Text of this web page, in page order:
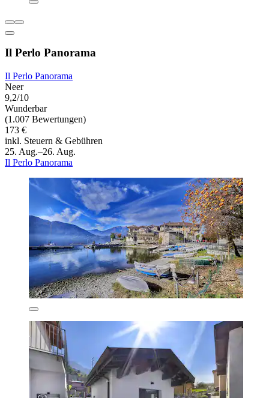
Il Perlo Panorama
Il Perlo Panorama
Neer
9,2/10
Wunderbar
(1.007 Bewertungen)
173 €
inkl. Steuern & Gebühren
25. Aug.–26. Aug.
Il Perlo Panorama